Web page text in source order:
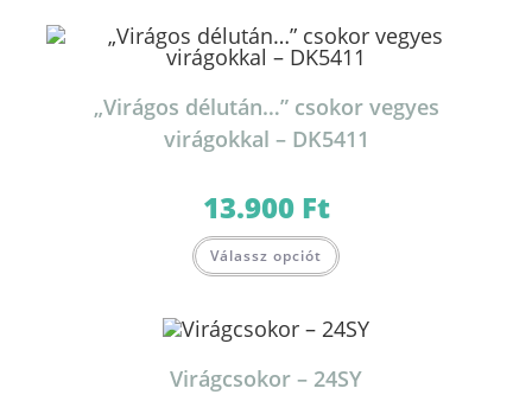
„Virágos délután…” csokor vegyes
virágokkal – DK5411
13.900 Ft
Válassz opciót
Virágcsokor – 24SY